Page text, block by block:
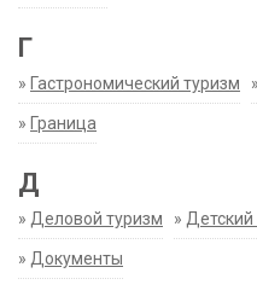
Г
» Гастрономический туризм »
» Граница
Д
» Деловой туризм »
» Документы